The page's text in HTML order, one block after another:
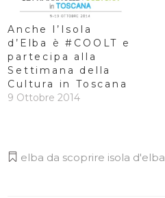
Anche l’Isola
d’Elba è #COOLT e
partecipa alla
Settimana della
Cultura in Toscana
9 Ottobre 2014
elba da scoprire isola d'elba